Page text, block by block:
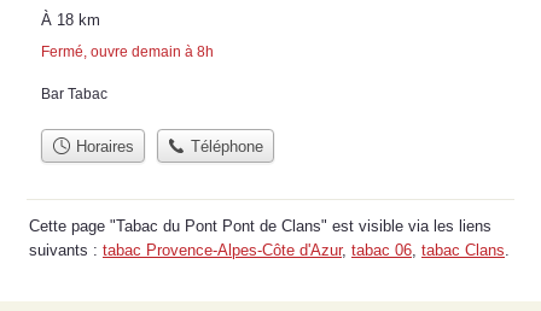
À 18 km
Fermé, ouvre demain à 8h
Bar Tabac
Horaires Téléphone
Cette page "Tabac du Pont Pont de Clans" est visible via les liens
suivants : tabac Provence-Alpes-Côte d'Azur, tabac 06 tabac Clans